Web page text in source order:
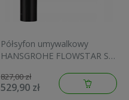
Półsyfon umywalkowy
HANSGROHE FLOWSTAR S
827,00 zł
529,90 zł